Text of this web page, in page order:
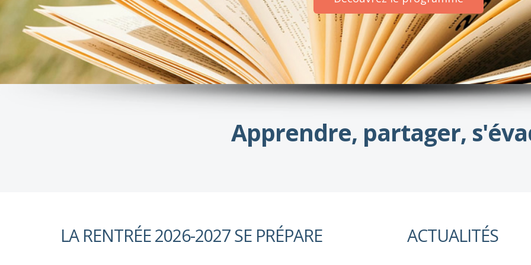
Apprendre, partager,
LA RENTRÉE 2026-2027 SE PRÉPARE ACTUALITÉS